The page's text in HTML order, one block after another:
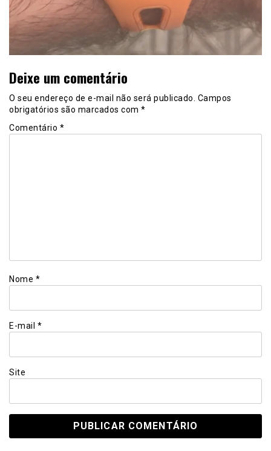
Deixe um comentário
O seu endereço de e-mail não será publicado. Campos
obrigatórios são marcados com *
Comentário *
Nome *
E-mail *
Site